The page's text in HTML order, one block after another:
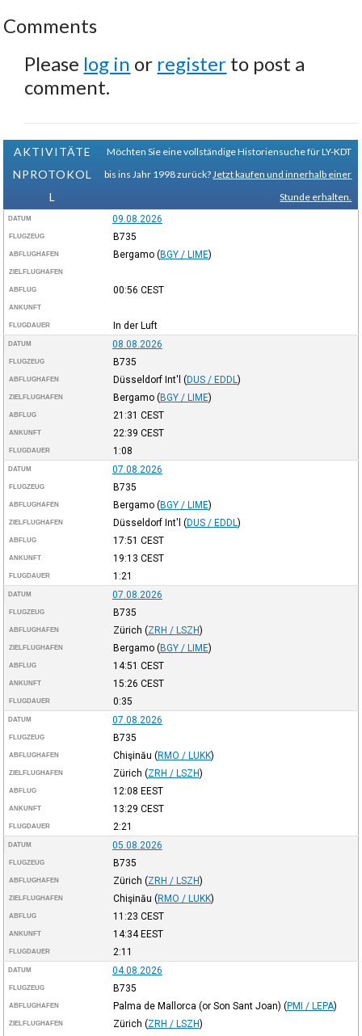
Comments
Please log in or register to post a
comment.
AKTIVITÄTE
NPROTOKOL
L
Möchten Sie eine vollständige Historiensuche für LY-KDT
bis ins Jahr 1998 zurück? Jetzt kaufen und innerhalb einer
Stunde erhalten.
DATUM 09.08.2026
FLUGZEUG B735
ABFLUGHAFEN Bergamo (BGY / LIME)
ZIELFLUGHAFEN
ABFLUG 00:56 CEST
ANKUNFT
FLUGDAUER In der Luft
DATUM 08.08.2026
FLUGZEUG B735
ABFLUGHAFEN Düsseldorf Int'l (DUS / EDDL )
ZIELFLUGHAFEN Bergamo (BGY / LIME)
ABFLUG 21:31 CEST
ANKUNFT 22:39 CEST
FLUGDAUER 1:08
DATUM 07.08.2026
FLUGZEUG B735
ABFLUGHAFEN Bergamo (BGY / LIME)
ZIELFLUGHAFEN Düsseldorf Int'l (DUS / EDDL )
ABFLUG 17:51 CEST
ANKUNFT 19:13 CEST
FLUGDAUER 1:21
DATUM 07.08.2026
FLUGZEUG B735
ABFLUGHAFEN Zürich (ZRH / LSZH)
ZIELFLUGHAFEN Bergamo (BGY / LIME)
ABFLUG 14:51 CEST
ANKUNFT 15:26 CEST
FLUGDAUER 0:35
DATUM 07.08.2026
FLUGZEUG B735
ABFLUGHAFEN Chişinău (RMO / LUKK)
ZIELFLUGHAFEN Zürich (ZRH / LSZH)
ABFLUG 12:08 EEST
ANKUNFT 13:29 CEST
FLUGDAUER 2:21
DATUM 05.08.2026
FLUGZEUG B735
ABFLUGHAFEN Zürich (ZRH / LSZH)
ZIELFLUGHAFEN Chişinău (RMO / LUKK)
ABFLUG 11:23 CEST
ANKUNFT 14:34EEST
FLUGDAUER 2:11
DATUM 04.08.2026
FLUGZEUG B735
ABFLUGHAFEN Palma de Mallorca (or Son Sant Joan) (PMI / LEPA)
ZIELFLUGHAFEN Zürich (ZRH / LSZH)